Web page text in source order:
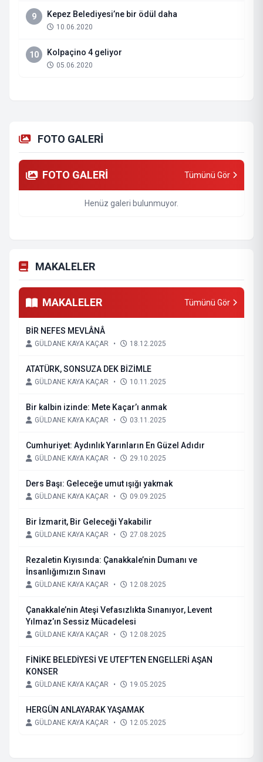
9 Kepez Belediyesi’ne bir ödül daha
10.06.2020
10 Kolpaçino 4 geliyor
05.06.2020
FOTO GALERİ
FOTO GALERİ Tümünü Gör
Henüz galeri bulunmuyor.
MAKALELER
MAKALELER Tümünü Gör
BİR NEFES MEVLÂNÂ
GÜLDANE KAYA KAÇAR • 18.12.2025
ATATÜRK, SONSUZA DEK BİZİMLE
GÜLDANE KAYA KAÇAR • 10.11.2025
Bir kalbin izinde: Mete Kaçar’ı anmak
GÜLDANE KAYA KAÇAR • 03.11.2025
Cumhuriyet: Aydınlık Yarınların En Güzel Adıdır
GÜLDANE KAYA KAÇAR • 29.10.2025
Ders Başı: Geleceğe umut ışığı yakmak
GÜLDANE KAYA KAÇAR • 09.09.2025
Bir İzmarit, Bir Geleceği Yakabilir
GÜLDANE KAYA KAÇAR • 27.08.2025
Rezaletin Kıyısında: Çanakkale’nin Dumanı ve
İnsanlığımızın Sınavı
GÜLDANE KAYA KAÇAR • 12.08.2025
Çanakkale’nin Ateşi Vefasızlıkta Sınanıyor, Levent
Yılmaz’ın Sessiz Mücadelesi
GÜLDANE KAYA KAÇAR • 12.08.2025
FİNİKE BELEDİYESİ VE UTEF'TEN ENGELLERİ AŞAN
KONSER
GÜLDANE KAYA KAÇAR • 19.05.2025
HERGÜN ANLAYARAK YAŞAMAK
GÜLDANE KAYA KAÇAR • 12.05.2025